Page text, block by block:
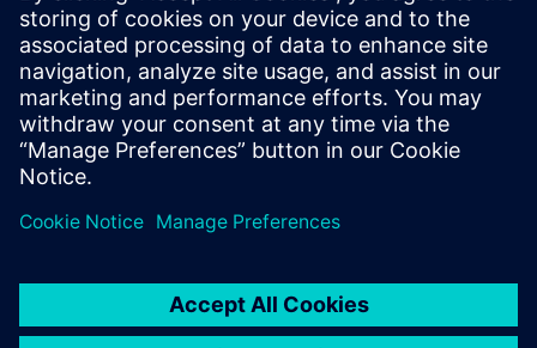
Započnite
Istražite proizvode